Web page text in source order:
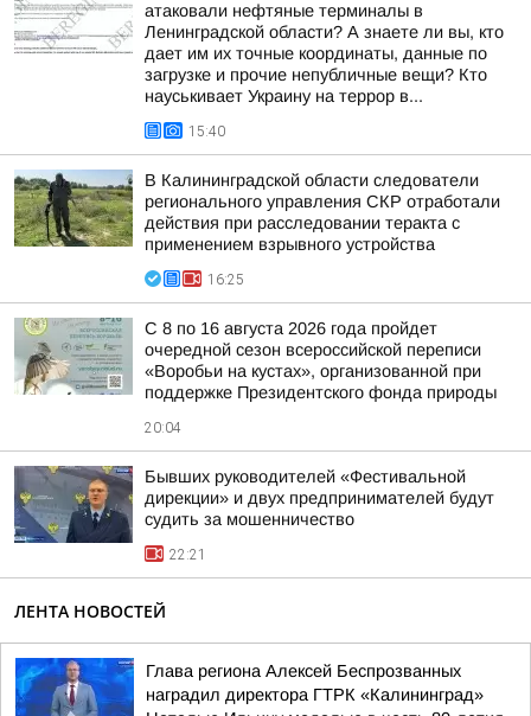
атаковали нефтяные терминалы в
Ленинградской области? А знаете ли вы, кто
дает им их точные координаты, данные по
загрузке и прочие непубличные вещи? Кто
науськивает Украину на террор в...
15:40
В Калининградской области следователи
регионального управления СКР отработали
действия при расследовании теракта с
применением взрывного устройства
16:25
С 8 по 16 августа 2026 года пройдет
очередной сезон всероссийской переписи
«Воробьи на кустах», организованной при
поддержке Президентского фонда природы
20:04
Бывших руководителей «Фестивальной
дирекции» и двух предпринимателей будут
судить за мошенничество
22:21
ЛЕНТА НОВОСТЕЙ
Глава региона Алексей Беспрозванных
наградил директора ГТРК «Калининград»